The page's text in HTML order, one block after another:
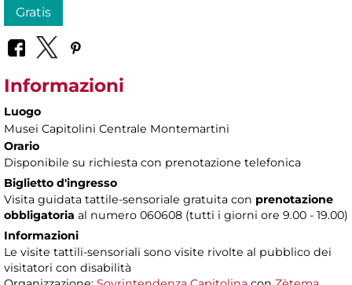
Gratis
Informazioni
Luogo
Musei Capitolini Centrale Montemartini
Orario
Disponibile su richiesta con prenotazione telefonica
Biglietto d'ingresso
Visita guidata tattile-sensoriale gratuita con prenotazione
obbligatoria al numero 060608 (tutti i giorni ore 9.00 - 19.00)
Informazioni
Le visite tattili-sensoriali sono visite rivolte al pubblico dei
visitatori con disabilità